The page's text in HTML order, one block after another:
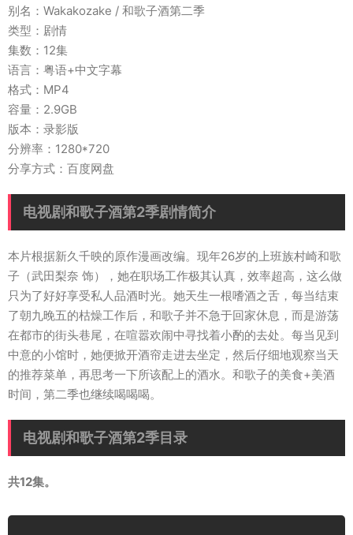
别名：Wakakozake / 和歌子酒第二季
类型：剧情
集数：12集
语言：粤语+中文字幕
格式：MP4
容量：2.9GB
版本：录影版
分辨率：1280*720
分享方式：百度网盘
电视剧和歌子酒第2季剧情简介
本片根据新久千映的原作漫画改编。现年26岁的上班族村崎和歌
子（武田梨奈 饰），她在职场工作极其认真，效率超高，这么做
只为了好好享受私人品酒时光。她天生一根嗜酒之舌，每当结束
了朝九晚五的枯燥工作后，和歌子并不急于回家休息，而是游荡
在都市的街头巷尾，在喧嚣欢闹中寻找着小酌的去处。每当见到
中意的小馆时，她便掀开酒帘走进去坐定，然后仔细地观察当天
的推荐菜单，再思考一下所该配上的酒水。和歌子的美食+美酒
时间，第二季也继续喝喝喝。
电视剧和歌子酒第2季目录
共12集。